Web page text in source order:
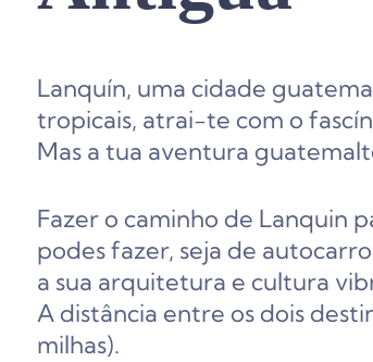
Lanquín, uma cidade
tropicais, atrai-te com o
Mas a tua aventura
Fazer o caminho de Lanquin
podes fazer, seja de
a sua arquitetura e cultura
A distância entre os dois
milhas).